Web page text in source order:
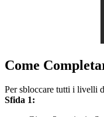
Come
Per sbloccare tutti i livelli
Sfida 1: